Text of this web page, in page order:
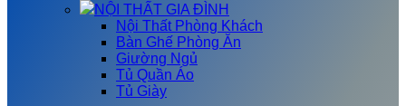
NỘI THẤT GIA ĐÌNH
Nội Thất Phòng Khách
Bàn Ghế Phòng Ăn
Giường Ngủ
Tủ Quần Áo
Tủ Giày